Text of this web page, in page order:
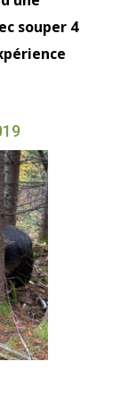
souper 4